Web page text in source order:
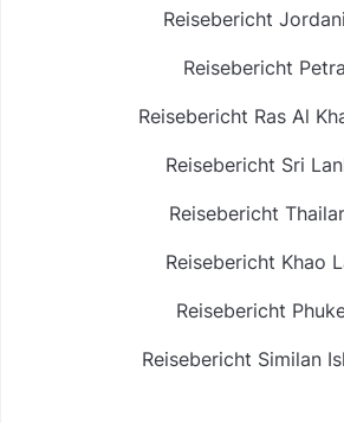
Reisebericht
Reisebericht Petra
Reisebericht Ras Al
Reisebericht Sri
Reisebericht
Reisebericht Khao
Reisebericht
Reisebericht Similan